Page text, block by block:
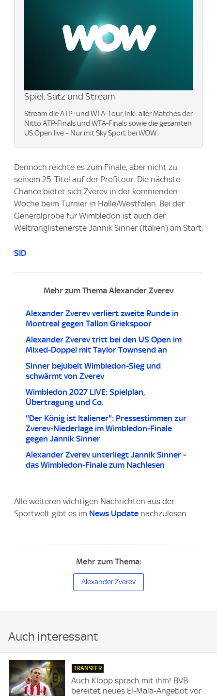
Spiel, Satz und Stream
Stream die ATP- und WTA-Tour, inkl. aller Matches der
Nitto ATP-Finals und WTA-Finals sowie die gesamten
US Open live – Nur mit Sky Sport bei WOW.
Dennoch reichte es zum Finale, aber nicht zu
seinem 25. Titel auf der Profitour. Die nächste
Chance bietet sich Zverev in der kommenden
Woche beim Turnier in Halle/Westfalen. Bei der
Generalprobe für Wimbledon ist auch der
Weltranglistenerste Jannik Sinner (Italien) am Start.
SID
Mehr zum Thema Alexander Zverev
Alexander Zverev verliert zweite Runde in
Montreal gegen Tallon Griekspoor
Alexander Zverev tritt bei den US Open im
Mixed-Doppel mit Taylor Townsend an
Sinner bejubelt Wimbledon-Sieg und
schwärmt von Zverev
Wimbledon 2027 LIVE: Spielplan,
Übertragung und Co.
"Der König ist Italiener": Pressestimmen zur
Zverev-Niederlage im Wimbledon-Finale
gegen Jannik Sinner
Alexander Zverev unterliegt Jannik Sinner -
das Wimbledon-Finale zum Nachlesen
Alle weiteren wichtigen Nachrichten aus der
Sportwelt gibt es im News Update nachzulesen.
Mehr zum Thema:
Alexander Zverev
Auch interessant
TRANSFER
Auch Klopp sprach mit ihm! BVB
bereitet neues El-Mala-Angebot vor